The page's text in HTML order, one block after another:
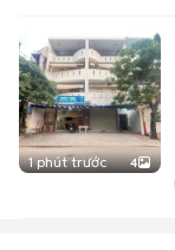
1 phút trước 4